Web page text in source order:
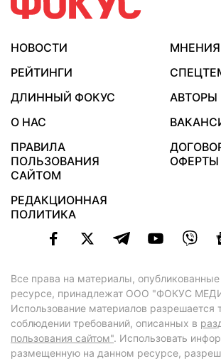
НОВОСТИ
МНЕНИЯ
РЕЙТИНГИ
ДЛИННЫЙ ФОКУС
АВТОРЫ
О НАС
ПРАВИЛА
ПОЛЬЗОВАНИЯ
САЙТОМ
ОФЕРТЫ
РЕДАКЦИОННАЯ
ПОЛИТИКА
Все права на материалы,
ресурсе, принадлежат ООО "ФОКУС
Использование материалов разрешается
соблюдении требований, описанных в
пользования сайтом". Использовать
размещенную на данном ресурсе,